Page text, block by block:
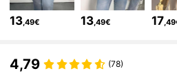
13 ,49€ 13 ,49€ 17
4,79 (78)